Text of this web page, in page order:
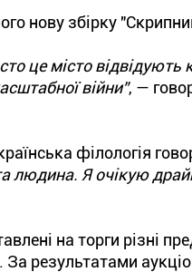
нову збірку
це місто відвідують
війни”, —
філологія
людина. Я очікую
на торги різні
За результатами